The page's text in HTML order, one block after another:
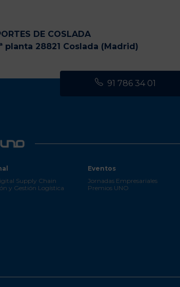
DE COSLADA
planta 28821 Coslada (Madrid)
91 786 34 01
Supply Chain
y Gestión Logística
Eventos
Jornadas Empresariales
Premios UNO